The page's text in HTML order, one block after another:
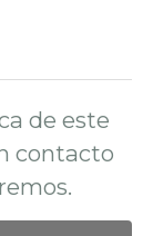
de este
contacto